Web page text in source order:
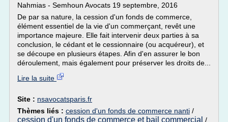
Nahmias - Semhoun Avocats 19 septembre, 2016
De par sa nature, la cession d'un fonds de commerce,
élément essentiel de la vie d'un commerçant, revêt une
importance majeure. Elle fait intervenir deux parties à sa
conclusion, le cédant et le cessionnaire (ou acquéreur), et
se découpe en plusieurs étapes. Afin d'en assurer le bon
déroulement, mais également pour préserver les droits de...
Lire la suite
Site : nsavocatsparis.fr
Thèmes liés : cession d'un fonds de commerce nanti /
cession d'un fonds de commerce et bail commercial /